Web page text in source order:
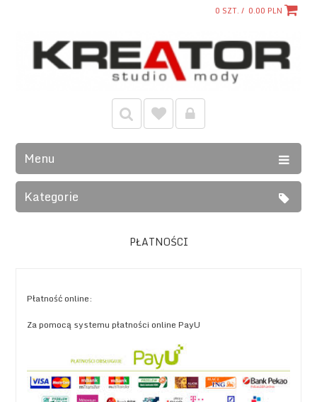
0 SZT. / 0.00 PLN
Menu
Kategorie
PŁATNOŚCI
Płatność online:
Za pomocą systemu płatności online PayU